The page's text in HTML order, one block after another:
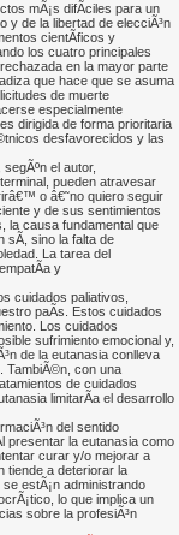
mÃ¡s difÃ­ciles para un
y de la libertad de elecciÃ³n
cientÃ­ficos y
los cuatro principales
en la mayor parte
que hace que se asuma
de muerte
especialmente
dirigida de forma prioritaria
desfavorecidos y las
el autor,
pueden atravesar
o â€˜no quiero seguir
y de sus sentimientos
la causa fundamental que
sÃ­, sino la falta de
La tarea del
y
cuidados paliativos,
paÃ­s. Estos cuidados
Los cuidados
sufrimiento emocional y,
de la eutanasia conlleva
TambiÃ©n, con una
de cuidados
limitarÃ­a el desarrollo
del sentido
presentar la eutanasia como
curar y/o mejorar a
tiende a deteriorar la
estÃ¡n administrando
lo que implica un
sobre la profesiÃ³n